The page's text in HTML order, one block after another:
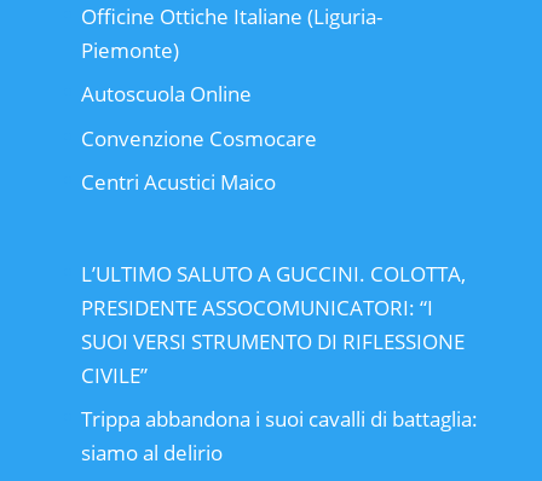
Officine Ottiche Italiane (Liguria-
Piemonte)
Autoscuola Online
Convenzione Cosmocare
Centri Acustici Maico
L’ULTIMO SALUTO A GUCCINI. COLOTTA,
PRESIDENTE ASSOCOMUNICATORI: “I
SUOI VERSI STRUMENTO DI RIFLESSIONE
CIVILE”
Trippa abbandona i suoi cavalli di battaglia:
siamo al delirio